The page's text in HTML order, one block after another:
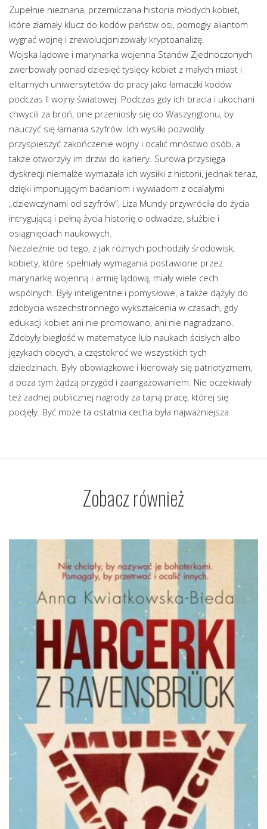
Zupełnie nieznana, przemilczana historia młodych kobiet,
które złamały klucz do kodów państw osi, pomogły aliantom
wygrać wojnę i zrewolucjonizowały kryptoanalizę.
Wojska lądowe i marynarka wojenna Stanów Zjednoczonych
zwerbowały ponad dziesięć tysięcy kobiet z małych miast i
elitarnych uniwersytetów do pracy jako łamaczki kodów
podczas II wojny światowej. Podczas gdy ich bracia i ukochani
chwycili za broń, one przeniosły się do Waszyngtonu, by
nauczyć się łamania szyfrów. Ich wysiłki pozwoliły
przyspieszyć zakończenie wojny i ocalić mnóstwo osób, a
także otworzyły im drzwi do kariery. Surowa przysięga
dyskrecji niemalże wymazała ich wysiłki z historii, jednak teraz,
dzięki imponującym badaniom i wywiadom z ocalałymi
„dziewczynami od szyfrów”, Liza Mundy przywróciła do życia
intrygującą i pełną życia historię o odwadze, służbie i
osiągnięciach naukowych.
Niezależnie od tego, z jak różnych pochodziły środowisk,
kobiety, które spełniały wymagania postawione przez
marynarkę wojenną i armię lądową, miały wiele cech
wspólnych. Były inteligentne i pomysłowe, a także dążyły do
zdobycia wszechstronnego wykształcenia w czasach, gdy
edukacji kobiet ani nie promowano, ani nie nagradzano.
Zdobyły biegłość w matematyce lub naukach ścisłych albo
językach obcych, a częstokroć we wszystkich tych
dziedzinach. Były obowiązkowe i kierowały się patriotyzmem,
a poza tym żądzą przygód i zaangażowaniem. Nie oczekiwały
też żadnej publicznej nagrody za tajną pracę, której się
podjęły. Być może ta ostatnia cecha była najważniejsza.
Zobacz również